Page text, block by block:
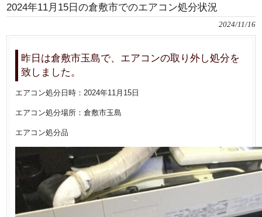
2024年11月15日の倉敷市でのエアコン処分状況
2024/11/16
昨日は倉敷市玉島で、エアコンの取り外し処分を
致しました。
エアコン処分日時：2024年11月15日
エアコン処分場所：倉敷市玉島
エアコン処分品